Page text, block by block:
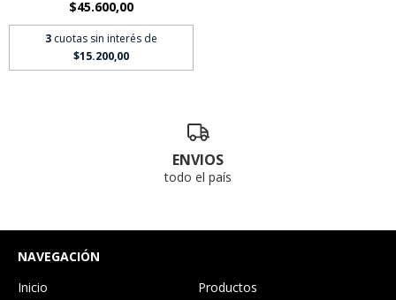
$45.600,00
3 cuotas sin interés de
$15.200,00
ENVIOS
todo el país
NAVEGACIÓN
Inicio
Productos